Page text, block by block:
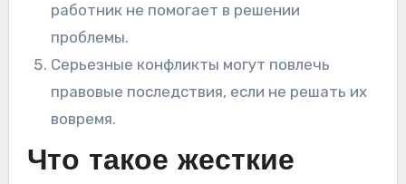
работник не помогает в решении
проблемы.
Серьезные конфликты могут повлечь
правовые последствия, если не решать их
вовремя.
Что такое жесткие